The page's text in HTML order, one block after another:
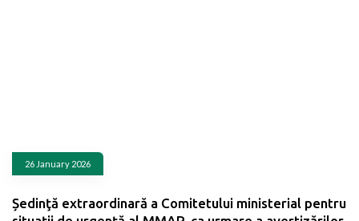
26 January 2026
Ședinţă extraordinară a Comitetului ministerial pentru